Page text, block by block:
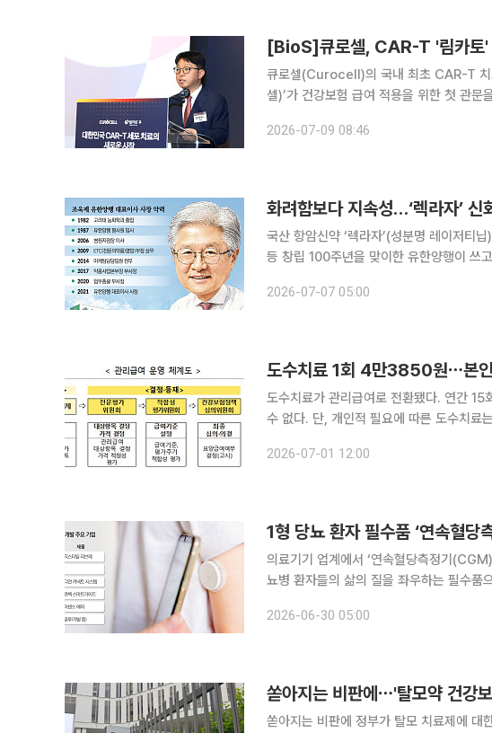
[BioS]큐로셀, CAR-T '림카토'
큐로셀(Curocell)의 국내 최초 CAR-T 치
셀)’가 건강보험 급여 적용을 위한 첫 관문
심) 심의 결과, 급여 기준 설정이 적합한 것
2026-07-09 08:46
국산 항암신약 ‘렉라자’(성분명 레이저티
등 창립 100주년을 맞이한 유한양행이 쓰
멀다. 대신 기본과 신뢰, 꾸준한 실행으로
2026-07-07 05:00
도수치료 1회 4만3850원⋯본
도수치료가 관리급여로 전환됐다. 연간
수 없다. 단, 개인적 필요에 따른 도수치료는 100%
동일하다. 본인부담률은 95%다. 이번에 처
2026-07-01 12:00
1형 당뇨 환자 필수품 ‘연속혈당
의료기기 업계에서 ‘연속혈당측정기
뇨병 환자들의 삶의 질을 좌우하는 필수품
된다. 29일 의료기기 업계에 따르면 현
2026-06-30 05:00
쏟아지는 비판에⋯'탈모약 건강
쏟아지는 비판에 정부가 탈모 치료제에 대한 국민